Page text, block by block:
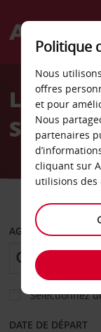
Welcome
Avis
AGENCE DE DÉPART
Sélectionnez
DATE DE DÉPART
Politique
Nous
offres
et pour
Nous
partenaires
cliquant sur
utilisions des